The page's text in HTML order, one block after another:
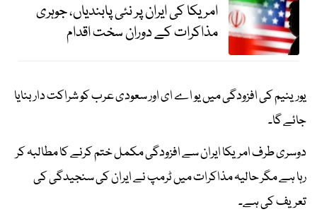
امریکا کی ایران پر نئی پابندیاں، جوہری
مذاکرات کے دوران سخت اقدام
یورینیم کی افزودگی میں یو اے ای اور سعودی عرب کو شراکت دار بنایا
جائے گا۔
دوسری طرف امریکا ایران سے افزودگی مکمل ختم کرنے کا مطالبہ کر
رہا ہے مگر حالیہ مذاکرات میں ٹرمپ نے ایران کی سنجیدگی کی
تعریف کی ہے۔